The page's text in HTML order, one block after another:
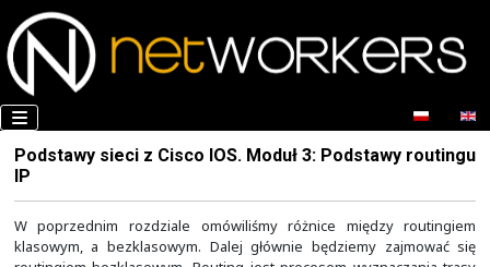
Podstawy sieci z Cisco IOS. Moduł 3:
IP